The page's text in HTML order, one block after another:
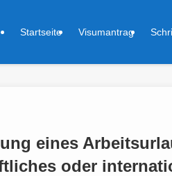
Startseite Visumantrag
eines
oder